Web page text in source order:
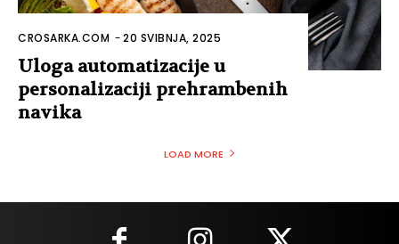
CROSARKA.COM -20 SVIBNJA, 2025
Uloga automatizacije u
personalizaciji prehrambenih
navika
LOAD MORE